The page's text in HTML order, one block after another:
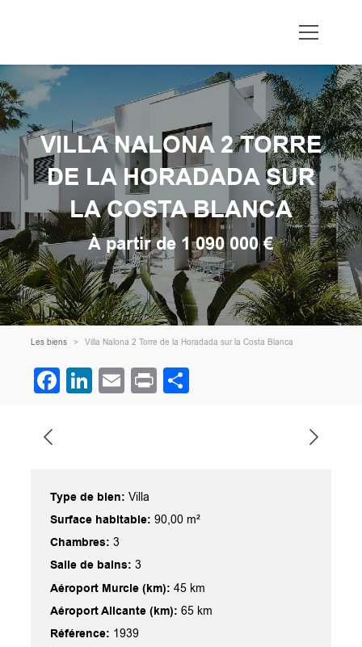
VILLA NALONA 2 TORRE
DE LA HORADADA SUR
LA COSTA BLANCA
À partir de 1 090 000 €
Les biens Villa Nalona 2 Torre de la Horadada sur la Costa Blanca
Facebook
LinkedIn
Email
Print
Type de bien: Villa
Surface habitable: 90,00 m²
Chambres: 3
Salle de bains: 3
Aéroport Murcie (km): 45 km
Aéroport Alicante (km): 65 km
Référence: 1939